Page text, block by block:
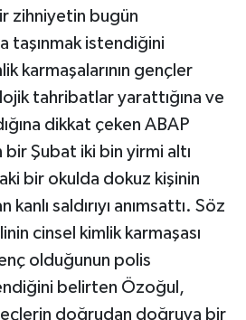
zihniyetin bugün
taşınmak istendiğini
karmaşalarının gençler
tahribatlar yarattığına ve
dikkat çeken ABAP
Şubat iki bin yirmi altı
bir okulda dokuz kişinin
saldırıyı anımsattı. Söz
cinsel kimlik karmaşası
olduğunun polis
belirten Özoğul,
doğrudan doğruya bir